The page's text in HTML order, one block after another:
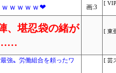
ｗｗｗｗｗ❤ 画:3
[
、堪忍袋の緒が
……
[ 東
強〟労働組合を頼ったワ
[ 芸